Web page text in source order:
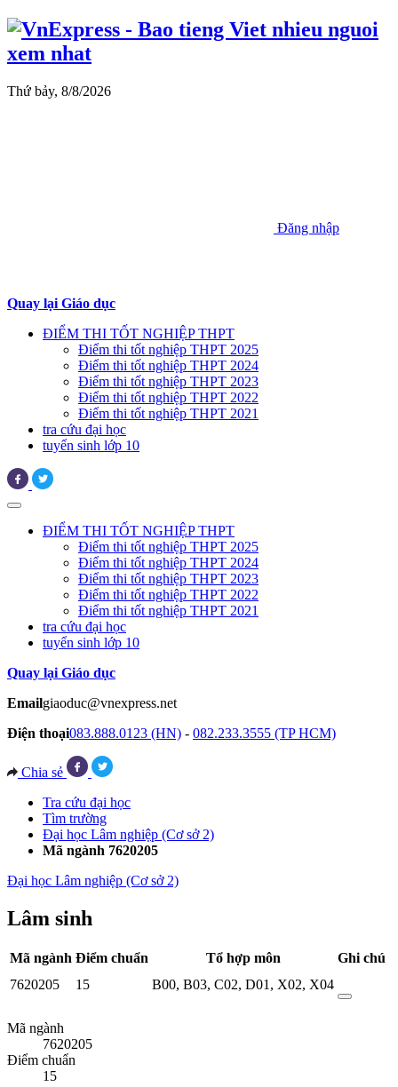
Thứ bảy, 8/8/2026
Đăng nhập
Quay lại Giáo dục
ĐIỂM THI TỐT NGHIỆP THPT
Điểm thi tốt nghiệp THPT 2025
Điểm thi tốt nghiệp THPT 2024
Điểm thi tốt nghiệp THPT 2023
Điểm thi tốt nghiệp THPT 2022
Điểm thi tốt nghiệp THPT 2021
tra cứu đại học
tuyển sinh lớp 10
ĐIỂM THI TỐT NGHIỆP THPT
Điểm thi tốt nghiệp THPT 2025
Điểm thi tốt nghiệp THPT 2024
Điểm thi tốt nghiệp THPT 2023
Điểm thi tốt nghiệp THPT 2022
Điểm thi tốt nghiệp THPT 2021
tra cứu đại học
tuyển sinh lớp 10
Quay lại Giáo dục
Emailgiaoduc@vnexpress.net
Điện thoại083.888.0123 (HN) - 082.233.3555 (TP HCM)
Chia sẻ
Tra cứu đại học
Tìm trường
Đại học Lâm nghiệp (Cơ sở 2)
Mã ngành 7620205
Đại học Lâm nghiệp (Cơ sở 2)
Lâm sinh
Mã ngành Điểm chuẩn Tổ hợp môn
Ghi chú
7620205
15 B00, B03, C02, D01, X02, X04
Mã ngành
7620205
Điểm chuẩn
15